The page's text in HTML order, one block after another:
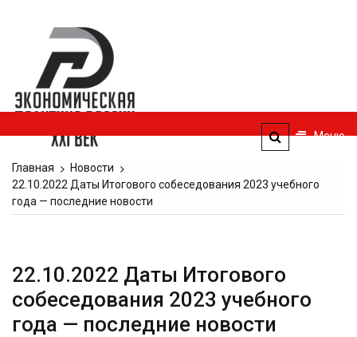
содержимому
век
Меню
Главная
Новости
22.10.2022 Даты Итогового собеседования 2023 учебного
года — последние новости
22.10.2022 Даты Итогового
собеседования 2023 учебного
года — последние новости